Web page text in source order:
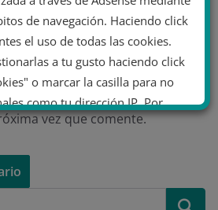
electrónico y web en este
vez que comente.
de navegación. Haciendo click
el uso de todas las cookies.
a tu gusto haciendo click
o marcar la casilla para no
como tu dirección IP. Por
Política de cookies.
personal